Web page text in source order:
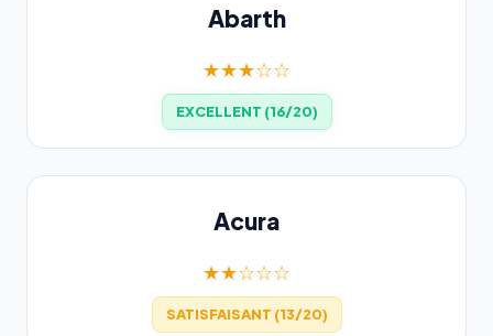
Abarth
★★★☆☆
EXCELLENT (16/20)
Acura
★★☆☆☆
SATISFAISANT (13/20)